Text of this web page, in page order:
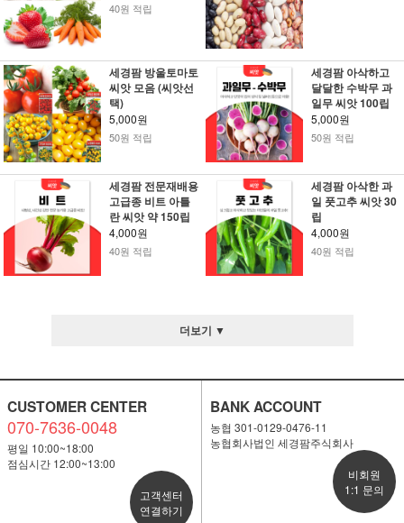
40원 적립
세경팜 방울토마토
씨앗 모음 (씨앗선
택)
5,000원
50원 적립
세경팜 아삭하고
달달한 수박무 과
일무 씨앗 100립
5,000원
50원 적립
세경팜 전문재배용
고급종 비트 아틀
란 씨앗 약 150립
4,000원
40원 적립
세경팜 아삭한 과
일 풋고추 씨앗 30
립
4,000원
40원 적립
더보기 ▼
CUSTOMER CENTER
070-7636-0048
평일 10:00~18:00
점심시간 12:00~13:00
고객센터
연결하기
BANK ACCOUNT
농협 301-0129-0476-11
농협회사법인 세경팜주식회사
비회원
1:1 문의